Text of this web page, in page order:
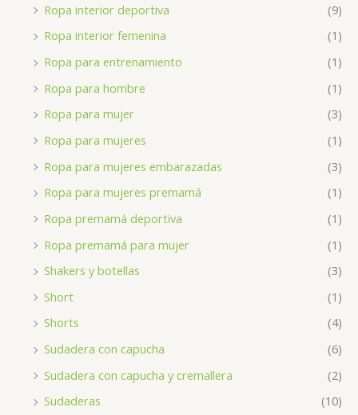
Ropa interior deportiva
(9)
Ropa interior femenina
(1)
Ropa para entrenamiento
(1)
Ropa para hombre
(1)
Ropa para mujer
(3)
Ropa para mujeres
(1)
Ropa para mujeres embarazadas
(3)
Ropa para mujeres premamá
(1)
Ropa premamá deportiva
(1)
Ropa premamá para mujer
(1)
Shakers y botellas
(3)
Short
(1)
Shorts
(4)
Sudadera con capucha
(6)
Sudadera con capucha y cremallera
(2)
Sudaderas
(10)